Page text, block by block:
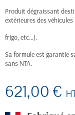
Produit dégraissant
extérieures des
frigo, etc…).
Sa formule est garantie
sans NTA.
621,00 €